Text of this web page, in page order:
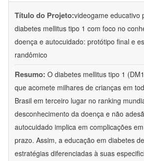
Título do Projeto:videogame educativo
diabetes mellitus tipo 1 com foco no
doença e autocuidado: protótipo final e
randômico
Resumo: O diabetes mellitus tipo 1
que acomete milhares de crianças em
Brasil em terceiro lugar no ranking
desconhecimento da doença e não
autocuidado implica em complicações
prazo. Assim, a educação em diabetes
estratégias diferenciadas à suas